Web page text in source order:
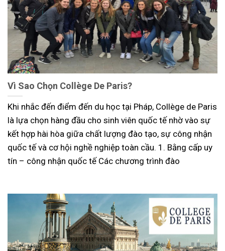
Vì Sao Chọn Collège De Paris?
Khi nhắc đến điểm đến du học tại Pháp, Collège de Paris
là lựa chọn hàng đầu cho sinh viên quốc tế nhờ vào sự
kết hợp hài hòa giữa chất lượng đào tạo, sự công nhận
quốc tế và cơ hội nghề nghiệp toàn cầu. 1. Bằng cấp uy
tín – công nhận quốc tế Các chương trình đào